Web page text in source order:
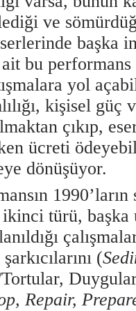
ve
başka
bu
yol
kişisel güç
çıkıp,
ücreti
dönüşüyor.
türü, başka
(
Repair,